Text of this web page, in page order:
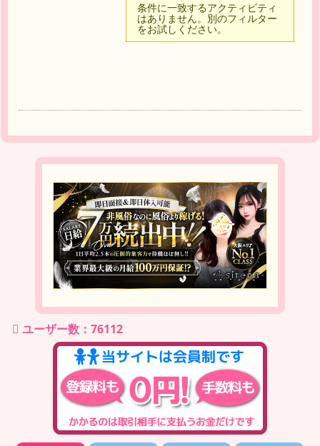
条件に一致するアクティビティ
はありません。別のフィルター
をお試しください。
ユーザー数：76112